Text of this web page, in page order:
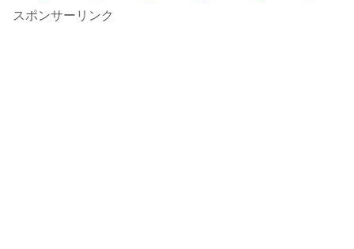
スポンサーリンク